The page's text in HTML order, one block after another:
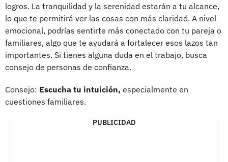
logros. La tranquilidad y la serenidad estarán a tu alcance,
lo que te permitirá ver las cosas con más claridad. A nivel
emocional, podrías sentirte más conectado con tu pareja o
familiares, algo que te ayudará a fortalecer esos lazos tan
importantes. Si tienes alguna duda en el trabajo, busca
consejo de personas de confianza.
Consejo: Escucha tu intuición, especialmente en
cuestiones familiares.
PUBLICIDAD